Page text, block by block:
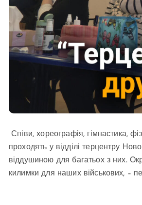
Співи, хореографія, гімнастика,
проходять у відділі терцентру
віддушиною для багатьох з них.
килимки для наших військових, –